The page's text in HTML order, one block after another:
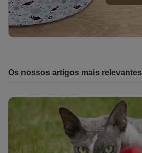
Os nossos artigos mais relevantes